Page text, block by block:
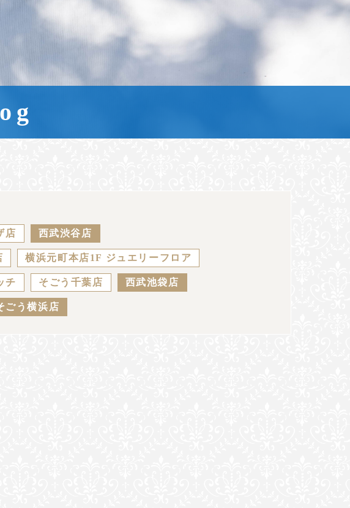
店 西武渋谷店
横浜元町本店1F ジュエリーフロア
チ そごう千葉店 西武池袋店
ごう横浜店